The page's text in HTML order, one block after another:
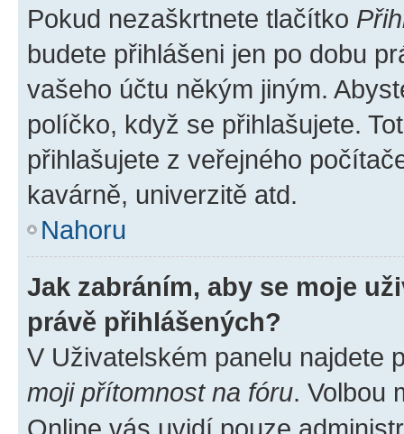
Pokud nezaškrtnete tlačítko
budete přihlášeni jen po dobu
vašeho účtu někým jiným.
políčko, když se přihlašujete.
přihlašujete z veřejného
kavárně, univerzitě atd.
Nahoru
Jak zabráním, aby se moje
právě přihlášených?
V Uživatelském panelu najdete
moji přítomnost na fóru. Volbou